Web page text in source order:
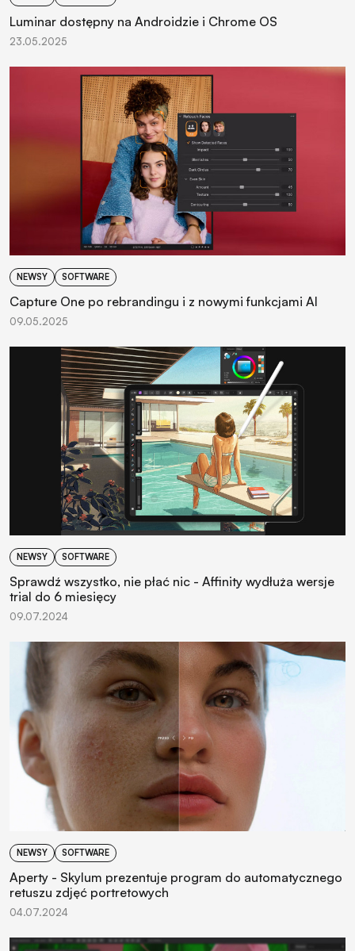
Luminar dostępny na Androidzie i Chrome OS
23.05.2025
NEWSY SOFTWARE
Capture One po rebrandingu i z nowymi funkcjami AI
09.05.2025
NEWSY SOFTWARE
Sprawdź wszystko, nie płać nic - Affinity wydłuża wersje
trial do 6 miesięcy
09.07.2024
NEWSY SOFTWARE
Aperty - Skylum prezentuje program do automatycznego
retuszu zdjęć portretowych
04.07.2024